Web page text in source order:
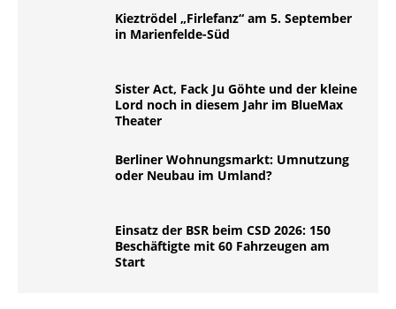
Kieztrödel „Firlefanz“ am 5. September
in Marienfelde-Süd
Sister Act, Fack Ju Göhte und der kleine
Lord noch in diesem Jahr im BlueMax
Theater
Berliner Wohnungsmarkt: Umnutzung
oder Neubau im Umland?
Einsatz der BSR beim CSD 2026: 150
Beschäftigte mit 60 Fahrzeugen am
Start